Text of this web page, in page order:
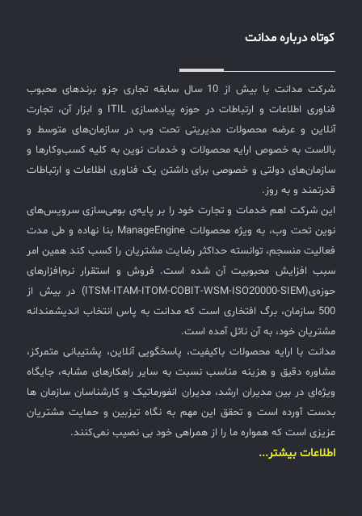
کوتاه درباره مدانت
شرکت مدانت با بیش از 10 سال سابقه تجاری جزو برندهای محبوب
فناوری اطلاعات و ارتباطات در حوزه پیاده‌سازی ITIL و ابزار آن، تجارت
آنلاین و عرضه محصولات مدیریتی تحت وب در سازمان‌های متوسط و
بالاست به خصوص ارایه محصولات و خدمات نوین به کلیه کسب‌وکارها و
سازمان‌های دولتی و خصوصی برای داشتن یک فناوری اطلاعات و ارتباطات
قدرتمند و به روز.
این شرکت اهم خدمات و تجارت خود را بر پایه‌ی بومی‌سازی سرویس‌های
نوین تحت وب، به ویژه محصولات ManageEngine بنا نهاده و طی مدت
فعالیت منسجم، توانسته حداکثر رضایت مشتریان را کسب کند همین امر
سبب افزایش محبوبیت آن شده است. فروش و استقرار نرم‌افزارهای
حوزه‌ی(ITSM-ITAM-ITOM-COBIT-WSM-ISO20000-SIEM) در بیش از
500 سازمان، برگ افتخاری است که مدانت به پاس انتخاب اندیشمندانه
مشتریان خود، به آن نائل آمده است.
مدانت با ارایه محصولات باکیفیت، پاسخگویی آنلاین، پشتیبانی متمرکز،
مشاوره دقیق و هزینه مناسب نسبت به سایر راهکارهای مشابه، جایگاه
ویژه‌ای در بین مدیران ارشد، مدیران انفورماتیک و کارشناسان سازمان ها
بدست آورده است و تحقق این مهم به نگاه تیزبین و حمایت مشتریان
عزیزی است که همواره ما را از همراهی خود بی نصیب نمی‌کنند.
اطلاعات بیشتر...